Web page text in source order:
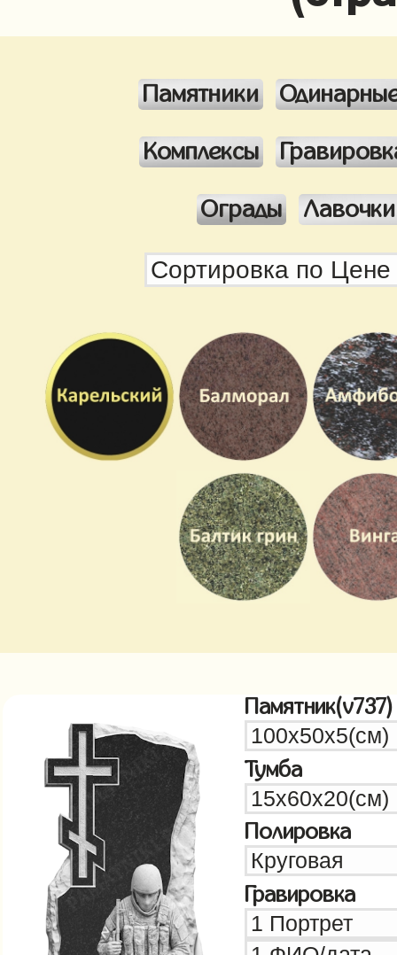
Памятники
Комплексы
Ограды
Памятник(v737)
Тумба
Полировка
Гравировка